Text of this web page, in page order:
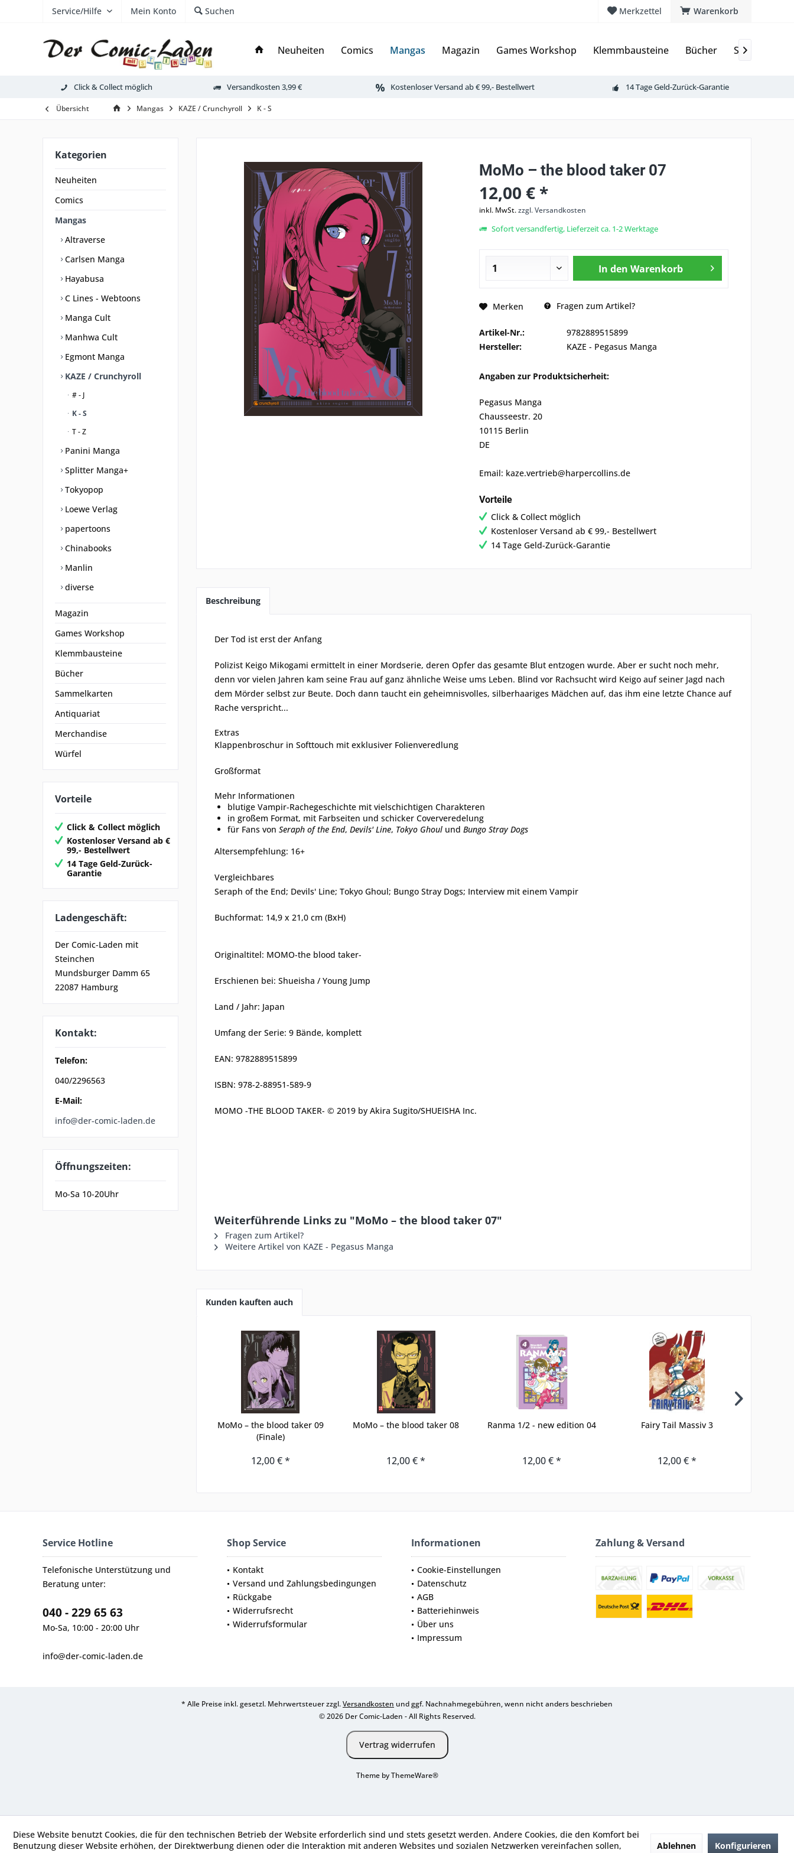
Warenkorb
Merkzettel
Service/Hilfe Mein Konto Suchen
Neuheiten Comics Mangas Magazin Games Workshop Klemmbausteine Bücher 
Click & Collect möglich Versandkosten 3,99 € Kostenloser Versand ab € 99,- Bestellwert 14 Tage Geld-Zurück-Garantie
Übersicht Mangas KAZE / Crunchyroll K - S
Kategorien
Neuheiten
Comics
Mangas
Altraverse
Carlsen Manga
Hayabusa
C Lines - Webtoons
Manga Cult
Manhwa Cult
Egmont Manga
KAZE / Crunchyroll
# - J
K - S
T - Z
Panini Manga
Splitter Manga+
Tokyopop
Loewe Verlag
papertoons
Chinabooks
Manlin
diverse
Magazin
Games Workshop
Klemmbausteine
Bücher
Sammelkarten
Antiquariat
Merchandise
Würfel
Vorteile
Click & Collect möglich
Kostenloser Versand ab €
99,- Bestellwert
14 Tage Geld-Zurück-
Garantie
Ladengeschäft:
Der Comic-Laden mit
Steinchen
Mundsburger Damm 65
22087 Hamburg
Kontakt:
Telefon:
040/2296563
E-Mail:
info@der-comic-laden.de
Öffnungszeiten:
Mo-Sa 10-20Uhr
MoMo – the blood taker 07
12,00 € *
inkl. MwSt.zzgl. Versandkosten
Sofort versandfertig, Lieferzeit ca. 1-2 Werktage
In den Warenkorb
Merken Fragen zum Artikel?
Artikel-Nr.:
9782889515899
Hersteller:
KAZE - Pegasus Manga
Angaben zur Produktsicherheit:
Pegasus Manga
Chausseestr. 20
10115 Berlin
DE
Email: kaze.vertrieb@harpercollins.de
Vorteile
Click & Collect möglich
Kostenloser Versand ab € 99,- Bestellwert
14 Tage Geld-Zurück-Garantie
Beschreibung
Der Tod ist erst der Anfang
Polizist Keigo Mikogami ermittelt in einer Mordserie, deren Opfer das gesamte Blut entzogen wurde. Aber er sucht noch mehr,
denn vor vielen Jahren kam seine Frau auf ganz ähnliche Weise ums Leben. Blind vor Rachsucht wird Keigo auf seiner Jagd nach
dem Mörder selbst zur Beute. Doch dann taucht ein geheimnisvolles, silberhaariges Mädchen auf, das ihm eine letzte Chance auf
Rache verspricht...
Extras
Klappenbroschur in Softtouch mit exklusiver Folienveredlung
Großformat
Mehr Informationen
blutige Vampir-Rachegeschichte mit vielschichtigen Charakteren
in großem Format, mit Farbseiten und schicker Coververedelung
für Fans von Seraph of the End, Devils' Line, Tokyo Ghoul und Bungo Stray Dogs
Altersempfehlung: 16+
Vergleichbares
Seraph of the End; Devils' Line; Tokyo Ghoul; Bungo Stray Dogs; Interview mit einem Vampir
Buchformat: 14,9 x 21,0 cm (BxH)
Originaltitel: MOMO-the blood taker-
Erschienen bei: Shueisha / Young Jump
Land / Jahr: Japan
Umfang der Serie: 9 Bände, komplett
EAN: 9782889515899
ISBN: 978-2-88951-589-9
MOMO -THE BLOOD TAKER- © 2019 by Akira Sugito/SHUEISHA Inc.
Weiterführende Links zu "MoMo – the blood taker 07"
Fragen zum Artikel?
Weitere Artikel von KAZE - Pegasus Manga
Kunden kauften auch
MoMo – the blood taker 09
(Finale)
12,00 € *
MoMo – the blood taker 08
12,00 € *
Ranma 1/2 - new edition 04
12,00 € *
Fairy Tail Massiv 3
12,00 € *
Service Hotline
Telefonische Unterstützung und
Beratung unter:
040 - 229 65 63
Mo-Sa, 10:00 - 20:00 Uhr
info@der-comic-laden.de
Shop Service
Kontakt
Versand und Zahlungsbedingungen
Rückgabe
Widerrufsrecht
Widerrufsformular
Informationen
Cookie-Einstellungen
Datenschutz
AGB
Batteriehinweis
Über uns
Impressum
Zahlung & Versand
* Alle Preise inkl. gesetzl. Mehrwertsteuer zzgl.Versandkosten und ggf. Nachnahmegebühren, wenn nicht anders beschrieben
© 2026 Der Comic-Laden - All Rights Reserved.
Vertrag widerrufen
Theme byThemeWare®
Diese Website benutzt Cookies, die für den technischen Betrieb der Website erforderlich sind und stets gesetzt werden. Andere Cookies, die den Komfort bei
Benutzung dieser Website erhöhen, der Direktwerbung dienen oder die Interaktion mit anderen Websites und sozialen Netzwerken vereinfachen sollen,
Ablehnen Konfigurieren